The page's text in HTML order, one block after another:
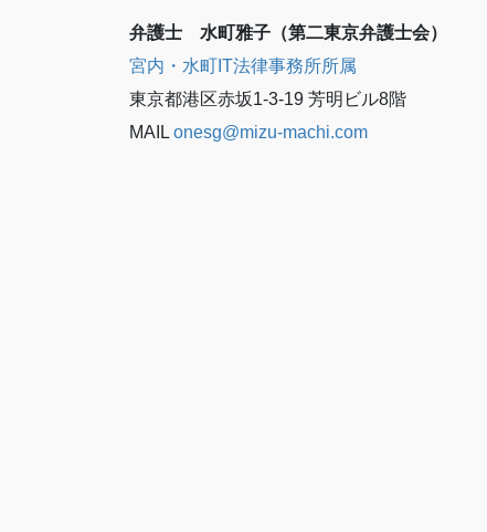
弁護士 水町雅子（第二東京弁護士会）
宮内・水町IT法律事務所所属
東京都港区赤坂1-3-19 芳明ビル8階
MAIL onesg@mizu-machi.com